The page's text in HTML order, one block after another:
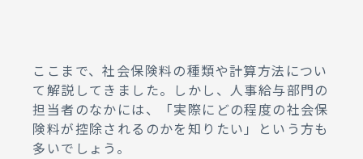
ここまで、社会保険料の種類や計算方法につい
て解説してきました。しかし、人事給与部門の
担当者のなかには、「実際にどの程度の社会保
険料が控除されるのかを知りたい」という方も
多いでしょう。